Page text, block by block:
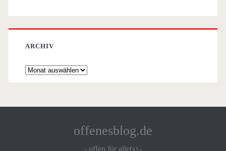
ARCHIV
Archiv
offenesblog.de
- offen für alle(s) -